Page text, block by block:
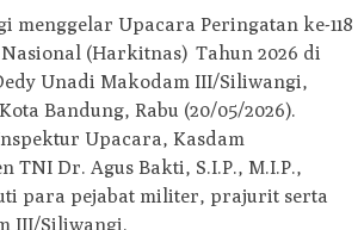
menggelar Upacara Peringatan ke-118
(Harkitnas) Tahun 2026 di
Unadi Makodam III/Siliwangi,
Bandung, Rabu (20/05/2026).
Upacara, Kasdam
TNI Dr. Agus Bakti, S.I.P., M.I.P.,
para pejabat militer, prajurit serta
III/Siliwangi.